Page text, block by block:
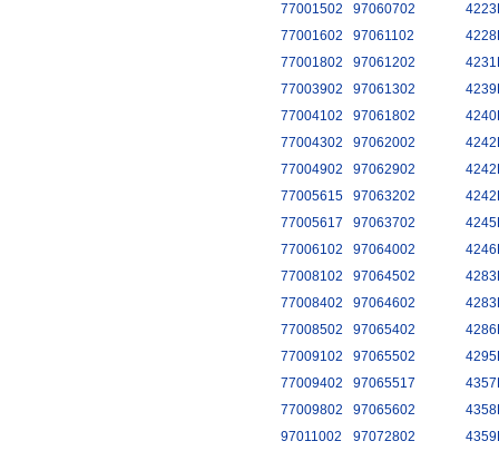
77001502
97060702
77001602
97061102
77001802
97061202
77003902
97061302
77004102
97061802
77004302
97062002
77004902
97062902
77005615
97063202
77005617
97063702
77006102
97064002
77008102
97064502
77008402
97064602
77008502
97065402
77009102
97065502
77009402
97065517
77009802
97065602
97011002
97072802